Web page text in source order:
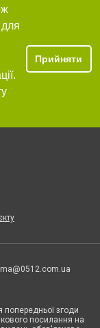
для
Прийняти
попередньої згоди
посилання на